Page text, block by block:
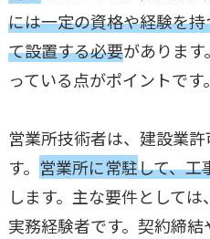
には一定の資格や経験を
て設置する必要があります。
っている点がポイントです。
営業所技術者は、建設業
す。 営業所に常駐して、工
します。主な要件として
実務経験者です。契約締